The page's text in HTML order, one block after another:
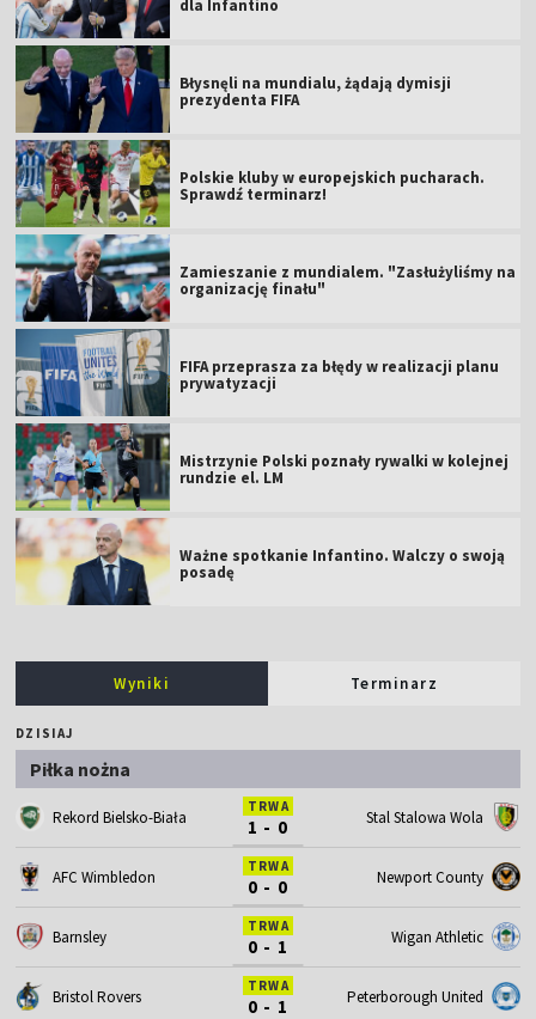
dla Infantino
Błysnęli na mundialu, żądają dymisji
prezydenta FIFA
Polskie kluby w europejskich pucharach.
Sprawdź terminarz!
Zamieszanie z mundialem. "Zasłużyliśmy na
organizację finału"
FIFA przeprasza za błędy w realizacji planu
prywatyzacji
Mistrzynie Polski poznały rywalki w kolejnej
rundzie el. LM
Ważne spotkanie Infantino. Walczy o swoją
posadę
Wyniki Terminarz
DZISIAJ
Piłka nożna
Rekord Bielsko-Biała
TRWA
1 - 0 Stal Stalowa Wola
AFC Wimbledon
TRWA
0 - 0 Newport County
Barnsley
TRWA
0 - 1 Wigan Athletic
Bristol Rovers
TRWA
0 - 1 Peterborough United